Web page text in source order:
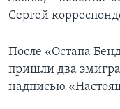
Сергей
После «Остапа
пришли два
надписью